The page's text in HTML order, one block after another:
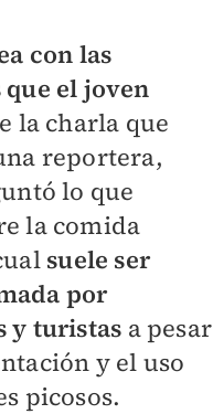
con las
el joven
la charla que
reportera,
lo que
la comida
suele ser
por
y turistas a pesar
y el uso
picosos.